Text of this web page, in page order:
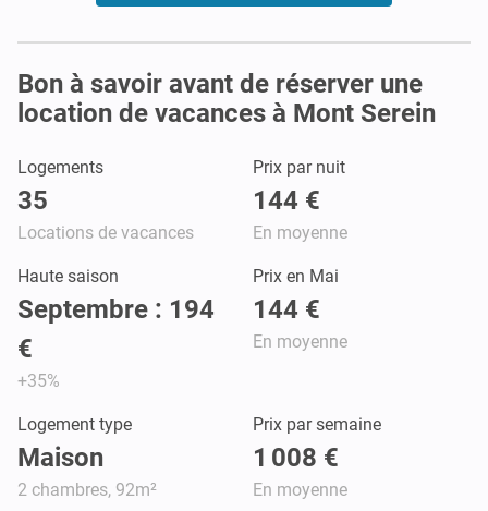
Bon à savoir avant de réserver une
location de vacances à Mont Serein
Logements
35
Locations de vacances
Prix par nuit
144 €
En moyenne
Haute saison
Septembre : 194
€
+35%
Prix en Mai
144 €
En moyenne
Logement type
Maison
2 chambres, 92m²
Prix par semaine
1 008 €
En moyenne